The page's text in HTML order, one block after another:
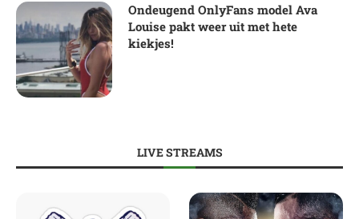
Ondeugend OnlyFans model Ava
Louise pakt weer uit met hete
kiekjes!
LIVE STREAMS